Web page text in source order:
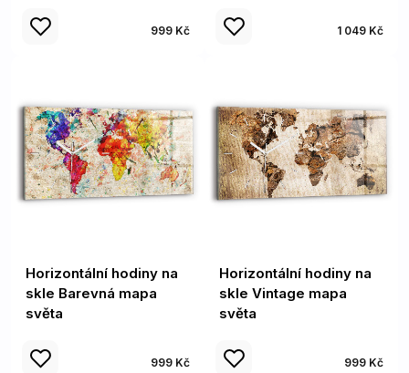
999 Kč 1 049 Kč
Horizontální hodiny na
skle Barevná mapa
světa
999 Kč
Horizontální hodiny na
skle Vintage mapa
světa
999 Kč